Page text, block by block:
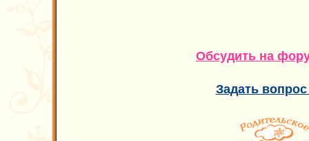
Обсудить на
Задать